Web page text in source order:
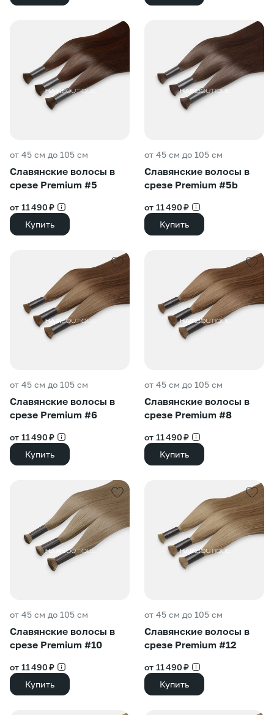
от 45 см до 105 см
Славянские волосы в
срезе Premium #5
от 11 490 ₽
Купить
от 45 см до 105 см
Славянские волосы в
срезе Premium #5b
от 11 490 ₽
Купить
от 45 см до 105 см
Славянские волосы в
срезе Premium #6
от 11 490 ₽
Купить
от 45 см до 105 см
Славянские волосы в
срезе Premium #8
от 11 490 ₽
Купить
от 45 см до 105 см
Славянские волосы в
срезе Premium #10
от 11 490 ₽
Купить
от 45 см до 105 см
Славянские волосы в
срезе Premium #12
от 11 490 ₽
Купить